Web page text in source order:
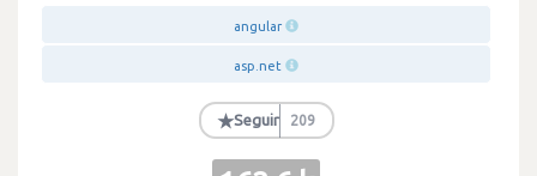
angular
asp.net
★Seguir 209